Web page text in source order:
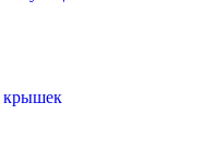
крышек